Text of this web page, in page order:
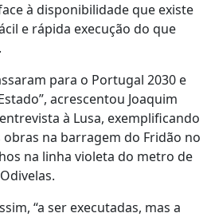
à disponibilidade que existe
e rápida execução do que
para o Portugal 2030 e
acrescentou Joaquim
à Lusa, exemplificando
obras na barragem do Fridão no
na linha violeta do metro de
“a ser executadas, mas a